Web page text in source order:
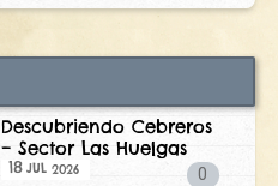
Descubriendo Cebreros
– Sector Las Huelgas
18 JUL 2026 0